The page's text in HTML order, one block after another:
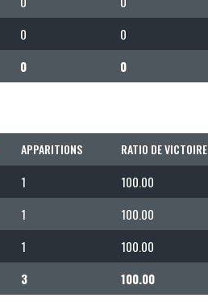
0 0
0 0
APPARITIONS RATIO DE VICTOIRE
1 100.00
1 100.00
1 100.00
3 100.00